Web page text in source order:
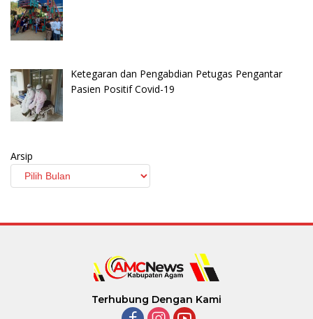
Ketegaran dan Pengabdian Petugas Pengantar
Pasien Positif Covid-19
Arsip
Terhubung Dengan Kami